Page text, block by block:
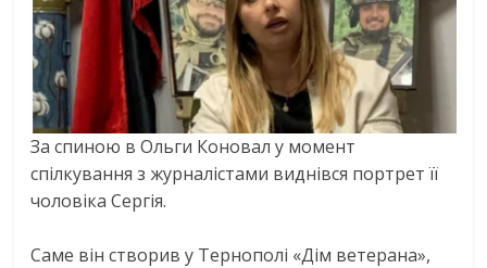
За спиною в Ольги Коновал у момент
спілкування з журналістами виднівся портрет її
чоловіка Сергія.
Саме він створив у Тернополі «Дім ветерана»,